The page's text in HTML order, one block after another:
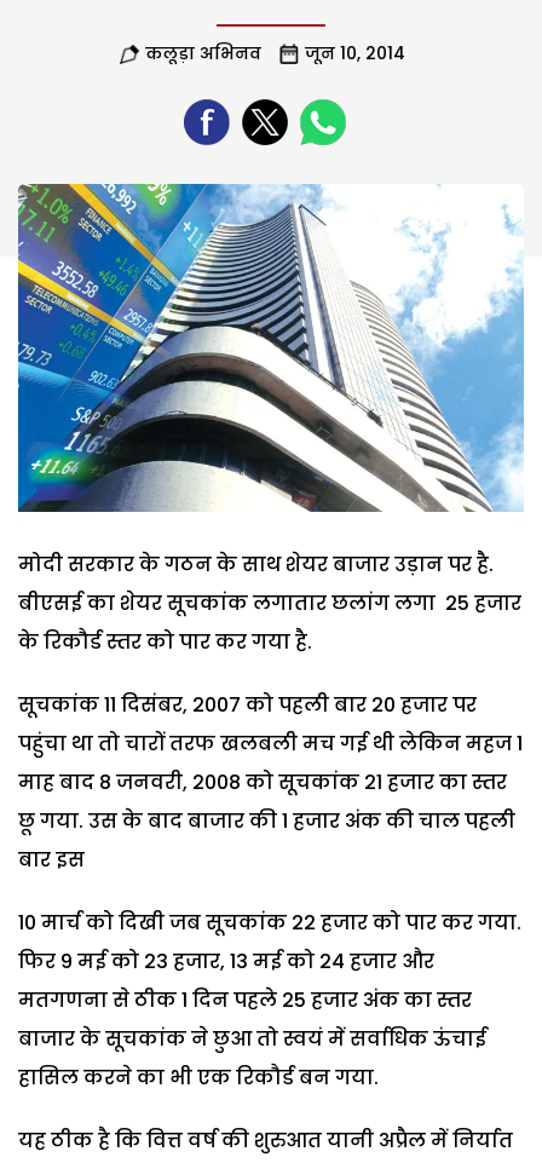
कलूड़ा अभिनव जून 10, 2014
मोदी सरकार के गठन के साथ शेयर बाजार उड़ान पर है.
बीएसई का शेयर सूचकांक लगातार छलांग लगा 25 हजार
के रिकौर्ड स्तर को पार कर गया है.
सूचकांक 11 दिसंबर, 2007 को पहली बार 20 हजार पर
पहुंचा था तो चारों तरफ खलबली मच गई थी लेकिन महज 1
माह बाद 8 जनवरी, 2008 को सूचकांक 21 हजार का स्तर
छू गया. उस के बाद बाजार की 1 हजार अंक की चाल पहली
बार इस
10 मार्च को दिखी जब सूचकांक 22 हजार को पार कर गया.
फिर 9 मई को 23 हजार, 13 मई को 24 हजार और
मतगणना से ठीक 1 दिन पहले 25 हजार अंक का स्तर
बाजार के सूचकांक ने छुआ तो स्वयं में सर्वाधिक ऊंचाई
हासिल करने का भी एक रिकौर्ड बन गया.
यह ठीक है कि वित्त वर्ष की शुरुआत यानी अप्रैल में निर्यात